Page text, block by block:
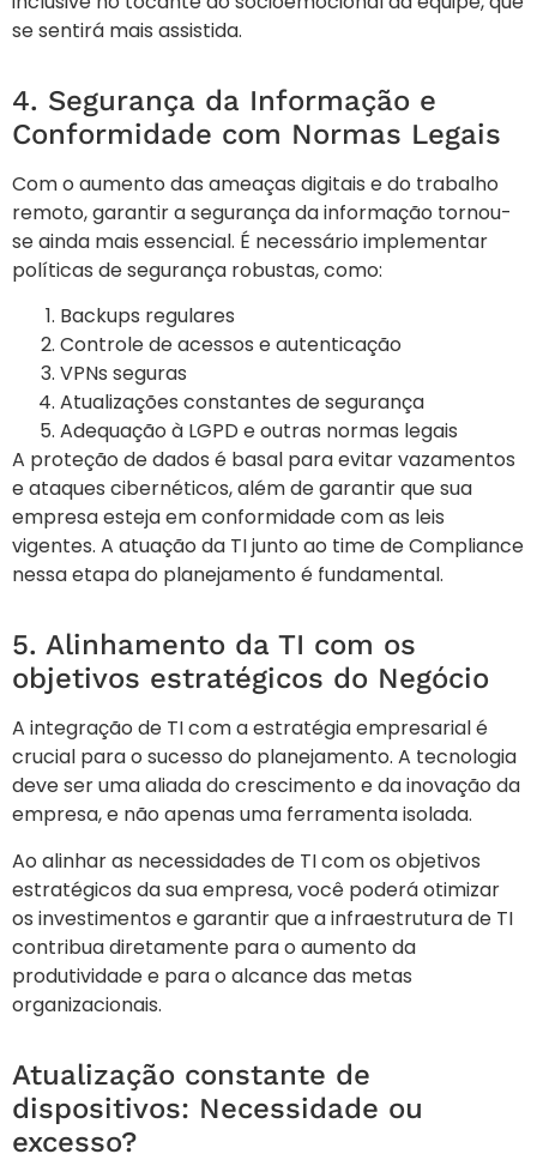
se sentirá mais assistida.
4. Segurança da Informação e
Conformidade com Normas Legais
Com o aumento das ameaças digitais e do trabalho
remoto, garantir a segurança da informação tornou-
se ainda mais essencial. É necessário implementar
políticas de segurança robustas, como:
Backups regulares
Controle de acessos e autenticação
VPNs seguras
Atualizações constantes de segurança
Adequação à LGPD e outras normas legais
A proteção de dados é basal para evitar vazamentos
e ataques cibernéticos, além de garantir que sua
empresa esteja em conformidade com as leis
vigentes. A atuação da TI junto ao time de Compliance
nessa etapa do planejamento é fundamental.
5. Alinhamento da TI com os
objetivos estratégicos do Negócio
A integração de TI com a estratégia empresarial é
crucial para o sucesso do planejamento. A tecnologia
deve ser uma aliada do crescimento e da inovação da
empresa, e não apenas uma ferramenta isolada.
Ao alinhar as necessidades de TI com os objetivos
estratégicos da sua empresa, você poderá otimizar
os investimentos e garantir que a infraestrutura de TI
contribua diretamente para o aumento da
produtividade e para o alcance das metas
organizacionais.
Atualização constante de
dispositivos: Necessidade ou
excesso?